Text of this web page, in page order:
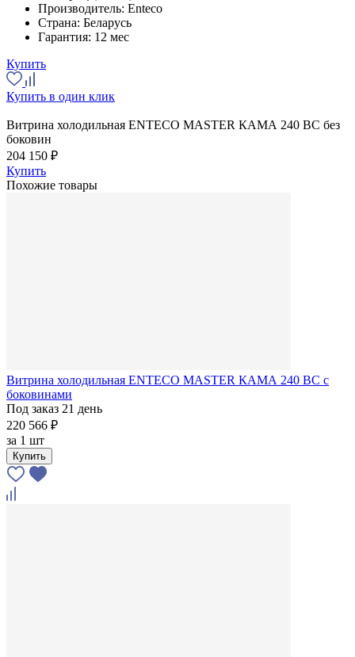
Производитель: Enteco
Страна: Беларусь
Гарантия: 12 мес
Купить
Купить в один клик
Витрина холодильная ENTECO MASTER КАМА 240 BC без
боковин
204 150 ₽
Купить
Похожие товары
Витрина холодильная ENTECO MASTER КАМА 240 BC с
боковинами
Под заказ 21 день
220 566 ₽
за 1 шт
Купить